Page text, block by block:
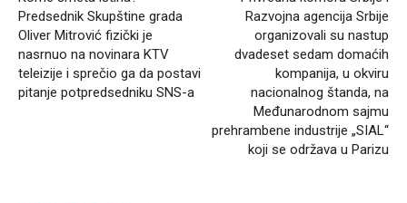
Predsednik Skupštine grada
Oliver Mitrović fizički je
nasrnuo na novinara KTV
teleizije i sprečio ga da postavi
pitanje potpredsedniku SNS-a
Razvojna agencija Srbije
organizovali su nastup
dvadeset sedam domaćih
kompanija, u okviru
nacionalnog štanda, na
Međunarodnom sajmu
prehrambene industrije „SIAL“
koji se održava u Parizu